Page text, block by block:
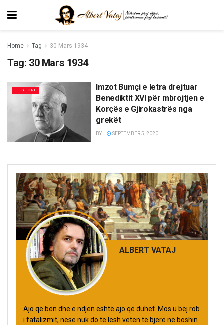
Home Tag 30 Mars 1934
Tag: 30 Mars 1934
HISTORI
Imzot Bumçi e letra drejtuar
Benediktit XVI për mbrojtjen e
Korçës e Gjirokastrës nga
grekët
BY SEPTEMBER 5, 2020
ALBERT VATAJ
Ajo që bën dhe e ndjen është ajo që duhet. Mos u bëj rob
i fatalizmit, nëse nuk do të lësh veten të bjerë në boshin